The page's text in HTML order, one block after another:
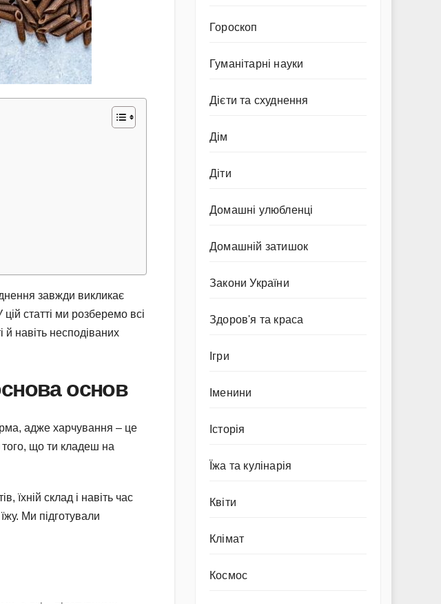
завжди викликає
статті ми розберемо всі
й навіть несподіваних
основ
адже харчування – це
того, що ти кладеш на
їхній склад і навіть час
Ми підготували
Гороскоп
Гуманітарні науки
Дієти та схуднення
Дім
Діти
Домашні улюбленці
Домашній затишок
Закони України
Здоров'я та краса
Ігри
Іменини
Історія
Їжа та кулінарія
Квіти
Клімат
Космос